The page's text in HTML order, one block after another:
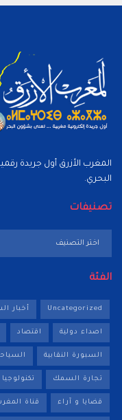
المغرب الأزرق أول جريدة
البحري.
تصنيفات
الفئة
Uncategorized أخبار
اصداء دولية اقتصاد
السبورة النقابية
تجارة السمك تكنولوجيا
قضايا و آراء قناة